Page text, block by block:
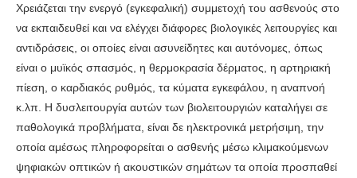
Χρειάζεται την ενεργό (εγκεφαλική) συμμετοχή του ασθενούς στο
να εκπαιδευθεί και να ελέγχει διάφορες βιολογικές λειτουργίες και
αντιδράσεις, οι οποίες είναι ασυνείδητες και αυτόνομες, όπως
είναι ο μυϊκός σπασμός, η θερμοκρασία δέρματος, η αρτηριακή
πίεση, ο καρδιακός ρυθμός, τα κύματα εγκεφάλου, η αναπνοή
κ.λπ. Η δυσλειτουργία αυτών των βιολειτουργιών καταλήγει σε
παθολογικά προβλήματα, είναι δε ηλεκτρονικά μετρήσιμη, την
οποία αμέσως πληροφορείται ο ασθενής μέσω κλιμακούμενων
ψηφιακών οπτικών ή ακουστικών σημάτων τα οποία προσπαθεί